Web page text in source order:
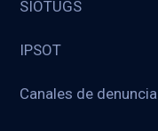
SIOTUGS
IPSOT
Canales de denuncia